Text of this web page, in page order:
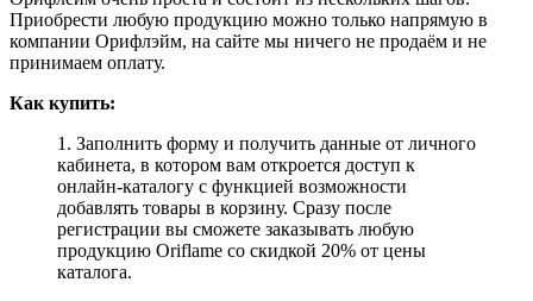
Приобрести любую продукцию можно только напрямую в
компании Орифлэйм, на сайте мы ничего не продаём и не
принимаем оплату.
Как купить:
1. Заполнить форму и получить данные от личного
кабинета, в котором вам откроется доступ к
онлайн-каталогу с функцией возможности
добавлять товары в корзину. Сразу после
регистрации вы сможете заказывать любую
продукцию Oriflame со скидкой 20% от цены
каталога.